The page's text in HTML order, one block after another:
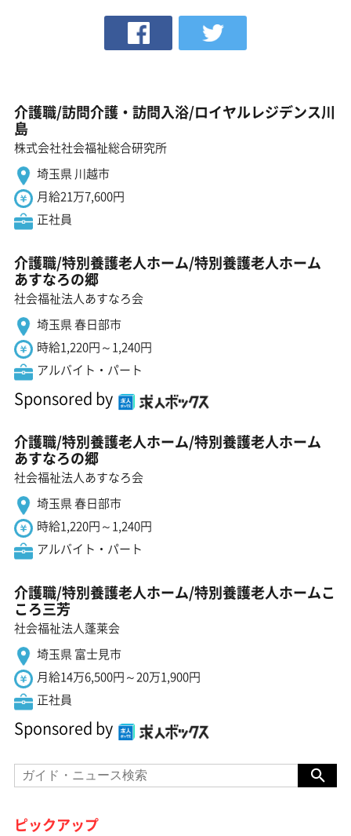
介護職/訪問介護・訪問入浴/ロイヤルレジデンス川
島
株式会社社会福祉総合研究所
埼玉県 川越市
月給21万7,600円
正社員
介護職/特別養護老人ホーム/特別養護老人ホーム
あすなろの郷
社会福祉法人あすなろ会
埼玉県 春日部市
時給1,220円～1,240円
アルバイト・パート
Sponsored by
介護職/特別養護老人ホーム/特別養護老人ホーム
あすなろの郷
社会福祉法人あすなろ会
埼玉県 春日部市
時給1,220円～1,240円
アルバイト・パート
介護職/特別養護老人ホーム/特別養護老人ホームこ
ころ三芳
社会福祉法人蓬莱会
埼玉県 富士見市
月給14万6,500円～20万1,900円
正社員
Sponsored by
ピックアップ